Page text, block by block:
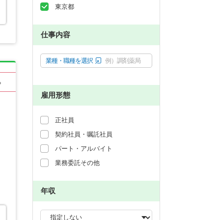
東京都
仕事内容
業種・職種を選択 例）調剤薬局
雇用形態
正社員
契約社員・嘱託社員
パート・アルバイト
業務委託その他
年収